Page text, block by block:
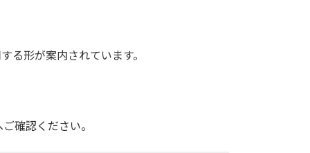
る形が案内されています。
確認ください。